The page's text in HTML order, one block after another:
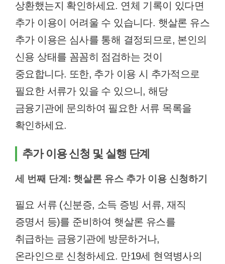
상환했는지 확인하세요. 연체 기록이 있다면
추가 이용이 어려울 수 있습니다. 햇살론 유스
추가 이용은 심사를 통해 결정되므로, 본인의
신용 상태를 꼼꼼히 점검하는 것이
중요합니다. 또한, 추가 이용 시 추가적으로
필요한 서류가 있을 수 있으니, 해당
금융기관에 문의하여 필요한 서류 목록을
확인하세요.
추가 이용 신청 및 실행 단계
세 번째 단계: 햇살론 유스 추가 이용 신청하기
필요 서류 (신분증, 소득 증빙 서류, 재직
증명서 등)를 준비하여 햇살론 유스를
취급하는 금융기관에 방문하거나,
온라인으로 신청하세요. 만19세 현역병사의